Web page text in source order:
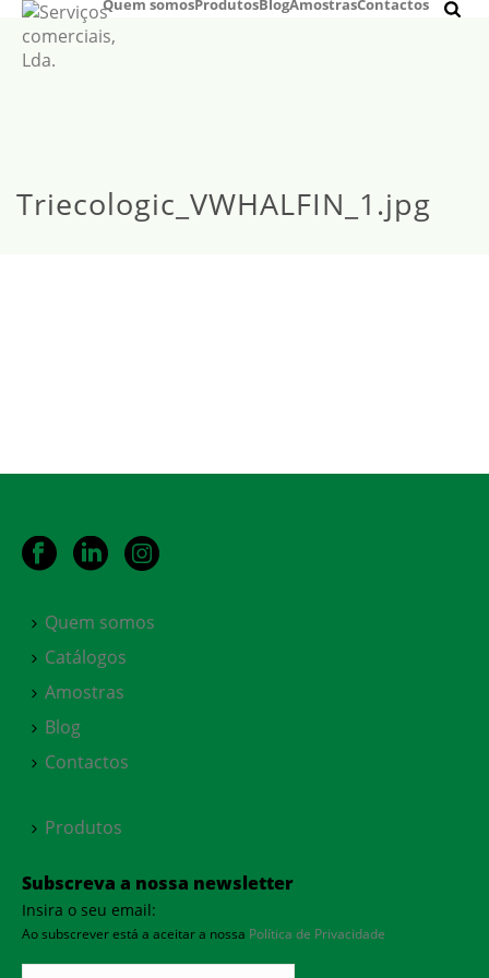
Quem somosProdutosBlogAmostrasContactos
Triecologic_VWHALFIN_1.jpg
Quem somos
Catálogos
Amostras
Blog
Contactos
Produtos
Subscreva a nossa newsletter
Insira o seu email:
Ao subscrever está a aceitar a nossa Política de Privacidade